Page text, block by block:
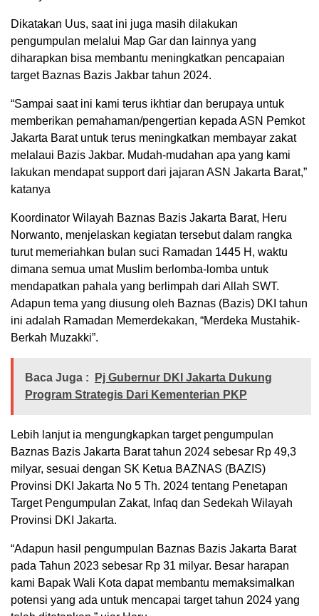
Dikatakan Uus, saat ini juga masih dilakukan
pengumpulan melalui Map Gar dan lainnya yang
diharapkan bisa membantu meningkatkan pencapaian
target Baznas Bazis Jakbar tahun 2024.
“Sampai saat ini kami terus ikhtiar dan berupaya untuk
memberikan pemahaman/pengertian kepada ASN Pemkot
Jakarta Barat untuk terus meningkatkan membayar zakat
melalaui Bazis Jakbar. Mudah-mudahan apa yang kami
lakukan mendapat support dari jajaran ASN Jakarta Barat,”
katanya
Koordinator Wilayah Baznas Bazis Jakarta Barat, Heru
Norwanto, menjelaskan kegiatan tersebut dalam rangka
turut memeriahkan bulan suci Ramadan 1445 H, waktu
dimana semua umat Muslim berlomba-lomba untuk
mendapatkan pahala yang berlimpah dari Allah SWT.
Adapun tema yang diusung oleh Baznas (Bazis) DKI tahun
ini adalah Ramadan Memerdekakan, “Merdeka Mustahik-
Berkah Muzakki”.
Baca Juga :
Pj Gubernur DKI Jakarta Dukung
Program Strategis Dari Kementerian PKP
Lebih lanjut ia mengungkapkan target pengumpulan
Baznas Bazis Jakarta Barat tahun 2024 sebesar Rp 49,3
milyar, sesuai dengan SK Ketua BAZNAS (BAZIS)
Provinsi DKI Jakarta No 5 Th. 2024 tentang Penetapan
Target Pengumpulan Zakat, Infaq dan Sedekah Wilayah
Provinsi DKI Jakarta.
“Adapun hasil pengumpulan Baznas Bazis Jakarta Barat
pada Tahun 2023 sebesar Rp 31 milyar. Besar harapan
kami Bapak Wali Kota dapat membantu memaksimalkan
potensi yang ada untuk mencapai target tahun 2024 yang